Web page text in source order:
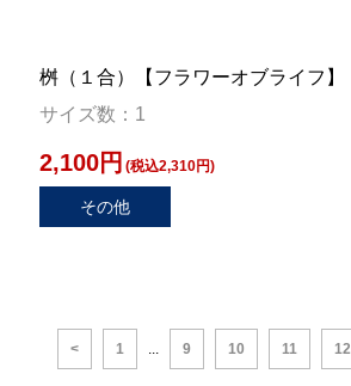
桝（１合）【フラワーオブライフ】
サイズ数：1
2,100円 (税込2,310円)
その他
< 1 ... 9 10 11 12